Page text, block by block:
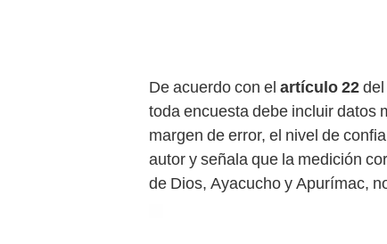
De acuerdo con el artículo 22del
toda encuesta debe incluir datos
margen de error, el nivel de
autor y señala que la medición
de Dios, Ayacucho y Apurímac,